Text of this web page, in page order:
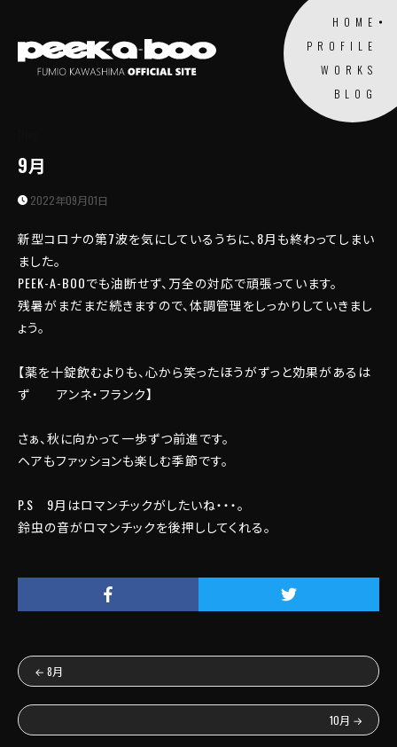
HOME
PROFILE
WORKS
BLOG
9月
2022年09月01日
新型コロナの第7波を気にしているうちに、8月も終わってしまい
ました。
PEEK-A-BOOでも油断せず、万全の対応で頑張っています。
残暑がまだまだ続きますので、体調管理をしっかりしていきまし
ょう。
【薬を十錠飲むよりも、心から笑ったほうがずっと効果があるは
ず アンネ・フランク】
さぁ、秋に向かって一歩ずつ前進です。
ヘアもファッションも楽しむ季節です。
P.S 9月はロマンチックがしたいね・・・。
鈴虫の音がロマンチックを後押ししてくれる。
← 8月
10月 →